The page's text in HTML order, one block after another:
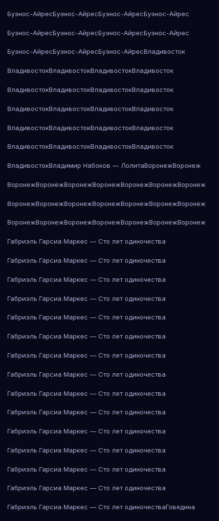
Буэнос-АйресБуэнос-АйресБуэнос-АйресБуэнос-Айрес
Буэнос-АйресБуэнос-АйресБуэнос-АйресБуэнос-Айрес
Буэнос-АйресБуэнос-АйресБуэнос-АйресВладивосток
ВладивостокВладивостокВладивостокВладивосток
ВладивостокВладивостокВладивостокВладивосток
ВладивостокВладивостокВладивостокВладивосток
ВладивостокВладивостокВладивостокВладивосток
ВладивостокВладивостокВладивостокВладивосток
ВладивостокВладимир Набоков — ЛолитаВоронежВоронеж
ВоронежВоронежВоронежВоронежВоронежВоронежВоронеж
ВоронежВоронежВоронежВоронежВоронежВоронежВоронеж
ВоронежВоронежВоронежВоронежВоронежВоронежВоронеж
Габриэль Гарсиа Маркес — Сто лет одиночества
Габриэль Гарсиа Маркес — Сто лет одиночества
Габриэль Гарсиа Маркес — Сто лет одиночества
Габриэль Гарсиа Маркес — Сто лет одиночества
Габриэль Гарсиа Маркес — Сто лет одиночества
Габриэль Гарсиа Маркес — Сто лет одиночества
Габриэль Гарсиа Маркес — Сто лет одиночества
Габриэль Гарсиа Маркес — Сто лет одиночества
Габриэль Гарсиа Маркес — Сто лет одиночества
Габриэль Гарсиа Маркес — Сто лет одиночества
Габриэль Гарсиа Маркес — Сто лет одиночества
Габриэль Гарсиа Маркес — Сто лет одиночества
Габриэль Гарсиа Маркес — Сто лет одиночества
Габриэль Гарсиа Маркес — Сто лет одиночества
Габриэль Гарсиа Маркес — Сто лет одиночестваГовядина